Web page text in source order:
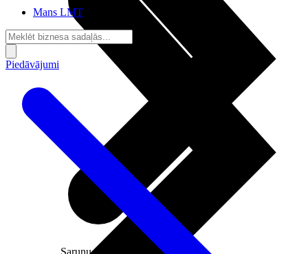
Sarunu pieslēgumi
Mans LMT
Piedāvājumi